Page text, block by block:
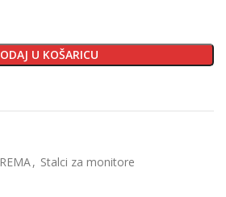
U KOŠARICU
, Stalci za monitore